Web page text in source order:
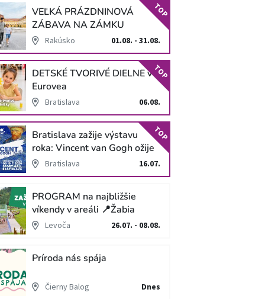
VEĽKÁ PRÁZDNINOVÁ
ZÁBAVA NA ZÁMKU
SCHLOSS HOF
Rakúsko 01.08. - 31.08.
TOP
DETSKÉ TVORIVÉ DIELNE v
Eurovea
Bratislava 06.08.
TOP
Bratislava zažije výstavu
roka: Vincent van Gogh ožije
v unikátnej imerzívnej šou!
Bratislava 16.07.
TOP
PROGRAM na najbližšie
víkendy v areáli 📍Žabia
cestaLevoča 26.07. - 08.08.
Príroda nás spája
Čierny Balog Dnes